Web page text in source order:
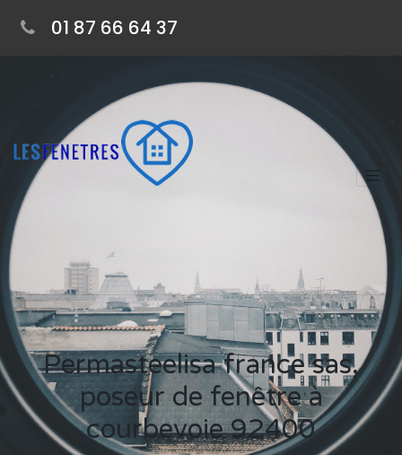
01 87 66 64 37
Permasteelisa france sas,
poseur de fenêtre à
courbevoie 92400